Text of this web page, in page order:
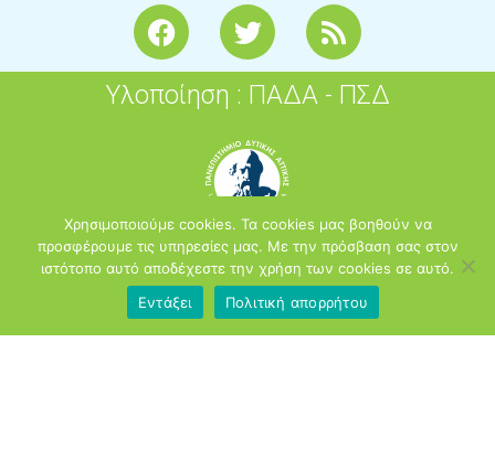
F
a
c
e
T
w
i
t
e
r
R
s
s
Υλοποίηση : ΠΑΔΑ - ΠΣΔ
Χρησιμοποιούμε cookies. Τα cookies μας βοηθούν να
προσφέρουμε τις υπηρεσίες μας. Με την πρόσβαση σας στον
ιστότοπο αυτό αποδέχεστε την χρήση των cookies σε αυτό.
Εντάξει
Πολιτική απορρήτου